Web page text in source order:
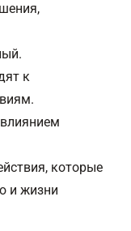
к
которые
и жизни